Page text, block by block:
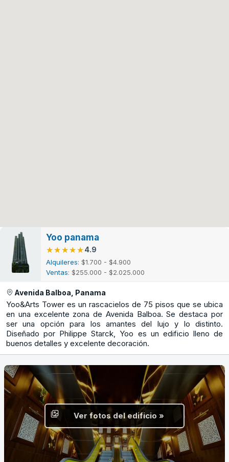
Yoo panama
★★★★★
★★★★★4.9
Alquileres: $1.700 - $4.900
Ventas: $255.000 - $2.025.000
Avenida Balboa, Panama
Yoo&Arts Tower es un rascacielos de 75 pisos que se ubica
en una excelente zona de Avenida Balboa. Se destaca por
ser una opción para los amantes del lujo y lo distinto.
Diseñado por Philippe Starck, Yoo es un edificio lleno de
buenos detalles y excelente decoración.
Ver fotos del edificio »